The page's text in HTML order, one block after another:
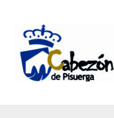
contenido